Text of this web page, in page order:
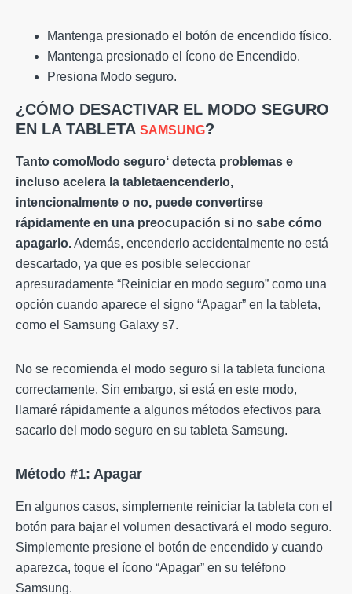
Mantenga presionado el botón de encendido físico.
Mantenga presionado el ícono de Encendido.
Presiona Modo seguro.
¿CÓMO DESACTIVAR EL MODO SEGURO
EN LA TABLETA SAMSUNG?
Tanto comoModo seguro‘ detecta problemas e
incluso acelera la tabletaencenderlo,
intencionalmente o no, puede convertirse
rápidamente en una preocupación si no sabe cómo
apagarlo.Además, encenderlo accidentalmente no está
descartado, ya que es posible seleccionar
apresuradamente “Reiniciar en modo seguro” como una
opción cuando aparece el signo “Apagar” en la tableta,
como el Samsung Galaxy s7.
No se recomienda el modo seguro si la tableta funciona
correctamente. Sin embargo, si está en este modo,
llamaré rápidamente a algunos métodos efectivos para
sacarlo del modo seguro en su tableta Samsung.
Método #1: Apagar
En algunos casos, simplemente reiniciar la tableta con el
botón para bajar el volumen desactivará el modo seguro.
Simplemente presione el botón de encendido y cuando
aparezca, toque el ícono “Apagar” en su teléfono
Samsung.